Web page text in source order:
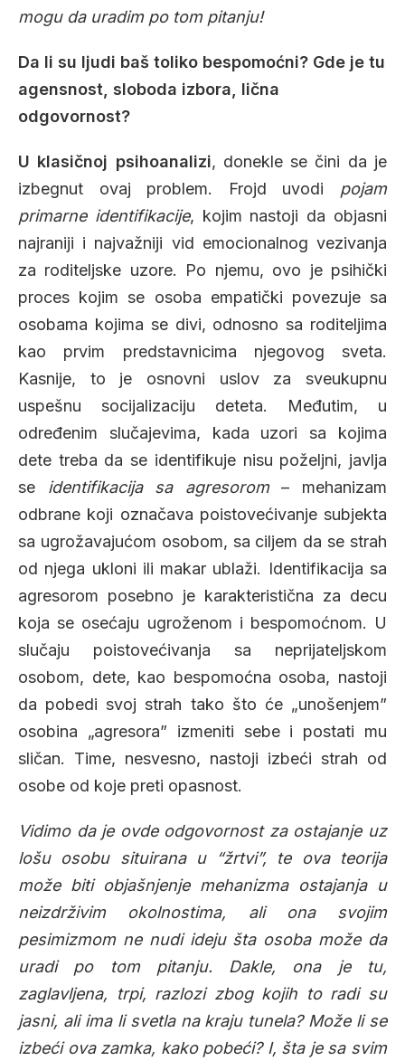
mogu da uradim po tom pitanju!
Da li su ljudi baš toliko bespomoćni? Gde je tu
agensnost, sloboda izbora, lična
odgovornost?
U klasičnoj psihoanalizi, donekle se čini da je
izbegnut ovaj problem. Frojd uvodi pojam
primarne identifikacije, kojim nastoji da objasni
najraniji i najvažniji vid emocionalnog vezivanja
za roditeljske uzore. Po njemu, ovo je psihički
proces kojim se osoba empatički povezuje sa
osobama kojima se divi, odnosno sa roditeljima
kao prvim predstavnicima njegovog sveta.
Kasnije, to je osnovni uslov za sveukupnu
uspešnu socijalizaciju deteta. Međutim, u
određenim slučajevima, kada uzori sa kojima
dete treba da se identifikuje nisu poželjni, javlja
se identifikacija sa agresorom– mehanizam
odbrane koji označava poistovećivanje subjekta
sa ugrožavajućom osobom, sa ciljem da se strah
od njega ukloni ili makar ublaži. Identifikacija sa
agresorom posebno je karakteristična za decu
koja se osećaju ugroženom i bespomoćnom. U
slučaju poistovećivanja sa neprijateljskom
osobom, dete, kao bespomoćna osoba, nastoji
da pobedi svoj strah tako što će „unošenjem”
osobina „agresora” izmeniti sebe i postati mu
sličan. Time, nesvesno, nastoji izbeći strah od
osobe od koje preti opasnost.
Vidimo da je ovde odgovornost za ostajanje uz
lošu osobu situirana u “žrtvi”, te ova teorija
može biti objašnjenje mehanizma ostajanja u
neizdrživim okolnostima, ali ona svojim
pesimizmom ne nudi ideju šta osoba može da
uradi po tom pitanju. Dakle, ona je tu,
zaglavljena, trpi, razlozi zbog kojih to radi su
jasni, ali ima li svetla na kraju tunela? Može li se
izbeći ova zamka, kako pobeći? I, šta je sa svim